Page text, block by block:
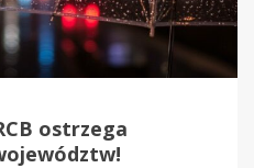
ostrzega